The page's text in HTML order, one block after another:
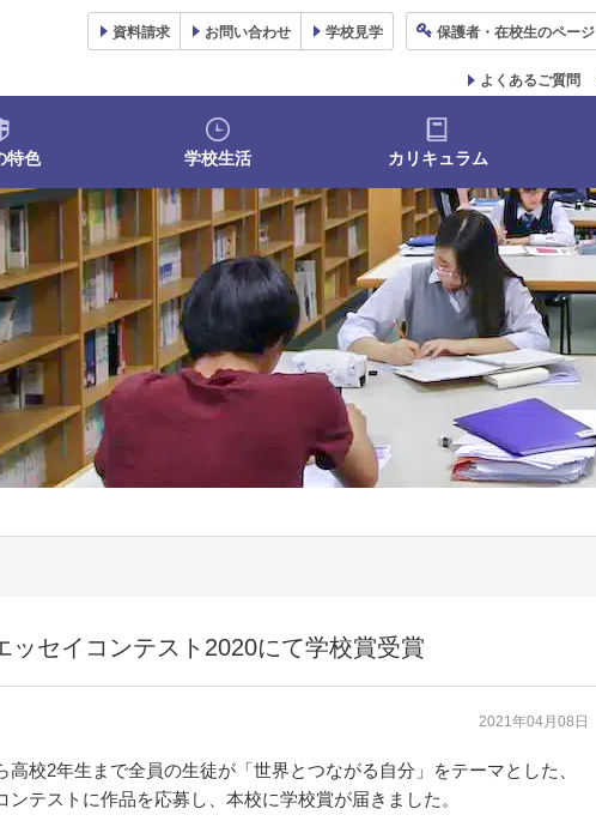
資料請求 お問い合わせ 学校見学 保護者 ・在校生のページ
よくあるご質問
特色 学校生活 カリキュラム
セイコンテスト2020にて学校賞受賞
2021年04月08日
高校2年生まで全員の生徒が「世界とつながる自分」をテーマとした、
ンテストに作品を応募し、本校に学校賞が届きました。